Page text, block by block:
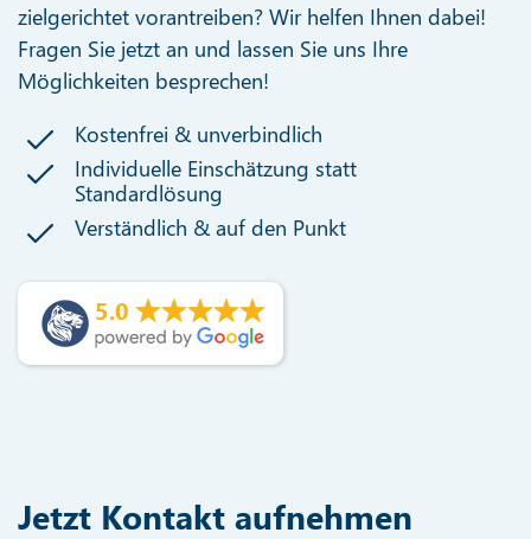
zielgerichtet vorantreiben? Wir helfen Ihnen dabei!
Fragen Sie jetzt an und lassen Sie uns Ihre
Möglichkeiten besprechen!
Kostenfrei & unverbindlich
Individuelle Einschätzung statt
Standardlösung
Verständlich & auf den Punkt
5.0
Jetzt Kontakt aufnehmen